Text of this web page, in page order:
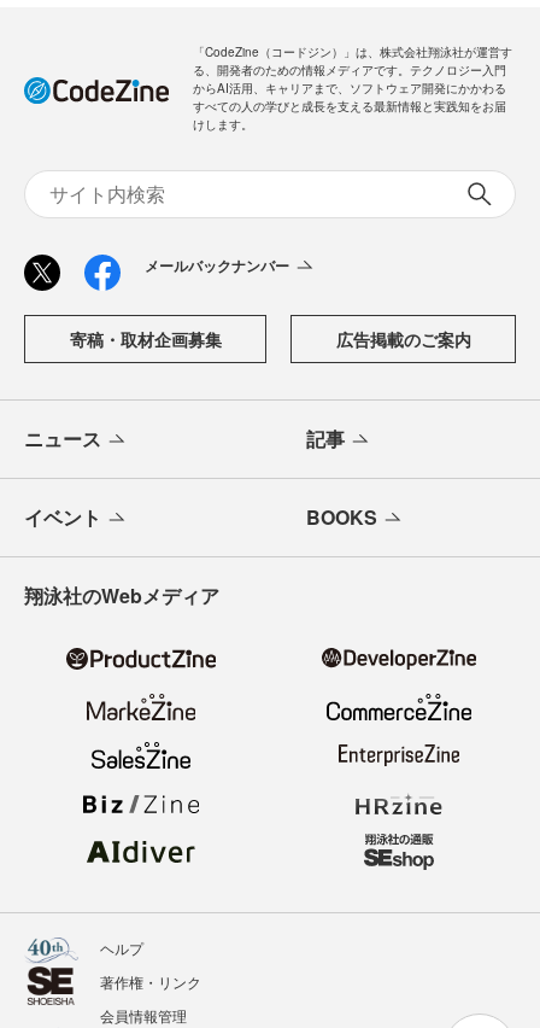
「CodeZine（コードジン）」は、株式会社翔泳社が運営す
る、開発者のための情報メディアです。テクノロジー入門
からAI活用、キャリアまで、ソフトウェア開発にかかわる
すべての人の学びと成長を支える最新情報と実践知をお届
けします。
メールバックナンバー
寄稿・取材企画募集 広告掲載のご案内
ニュース 記事
イベント BOOKS
翔泳社のWebメディア
ヘルプ
著作権・リンク
会員情報管理